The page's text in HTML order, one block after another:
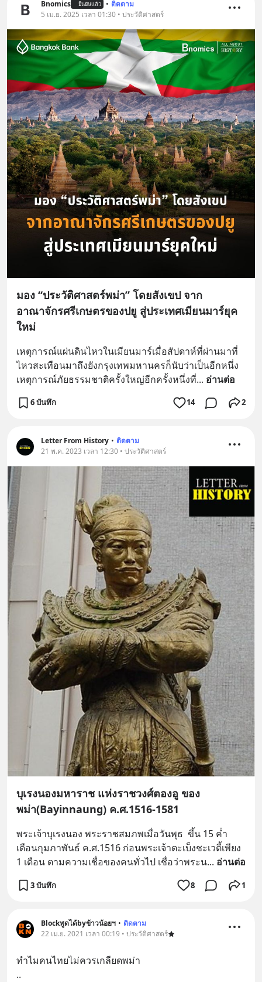
Bnomics ยืนยันแล้ว • ติดตาม
5 เม.ย. 2025 เวลา 01:30 • ประวัติศาสตร์
มอง “ประวัติศาสตร์พม่า” โดยสังเขป จาก
อาณาจักรศรีเกษตรของปยู สู่ประเทศเมียนมาร์ยุค
ใหม่
เหตุการณ์แผ่นดินไหวในเมียนมาร์เมื่อสัปดาห์ที่ผ่านมาที่
ไหวสะเทือนมาถึงยังกรุงเทพมหานครก็นับว่าเป็นอีกหนึ่ง
เหตุการณ์ภัยธรรมชาติครั้งใหญ่อีกครั้งหนึ่งที่... อ่านต่อ
6 บันทึก 14 2
Letter From History • ติดตาม
21 พ.ค. 2023 เวลา 12:30 • ประวัติศาสตร์
บุเรงนองมหาราช แห่งราชวงศ์ตองอู ของ
พม่า(Bayinnaung) ค.ศ.1516-1581
พระเจ้าบุเรงนอง พระราชสมภพเมื่อวันพุธ  ขึ้น 15 ค่ำ
เดือนกุมภาพันธ์ ค.ศ.1516 ก่อนพระเจ้าตะเบ็งชะเวตี้เพียง
1 เดือน ตามความเชื่อของคนทั่วไป เชื่อว่าพระน... อ่านต่อ
3 บันทึก 8 1
Blockพูดได้byข้าวน้อยฯ • ติดตาม
22 เม.ย. 2021 เวลา 00:19 • ประวัติศาสตร์
ทำไมคนไทยไม่ควรเกลียดพม่า
..